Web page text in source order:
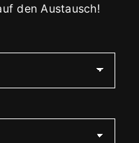
den Austausch!